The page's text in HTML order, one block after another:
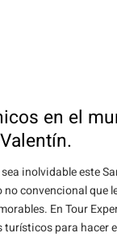
en el
inolvidable este
convencional que
En Tour
turísticos para hacer